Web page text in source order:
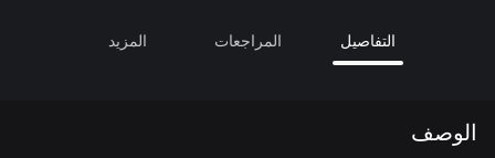
التفاصيل المراجعات المزيد
الوصف